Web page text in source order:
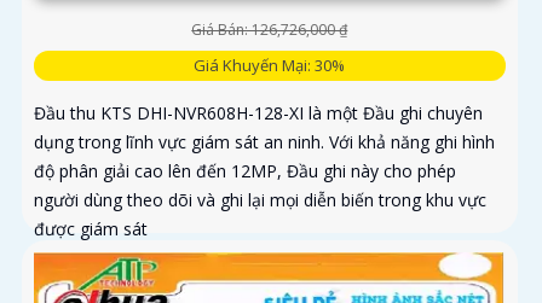
Giá Bán: 126,726,000 ₫
Giá Khuyến Mại: 30%
Đầu thu KTS DHI-NVR608H-128-XI là một Đầu ghi chuyên
dụng trong lĩnh vực giám sát an ninh. Với khả năng ghi hình
độ phân giải cao lên đến 12MP, Đầu ghi này cho phép
người dùng theo dõi và ghi lại mọi diễn biến trong khu vực
được giám sát